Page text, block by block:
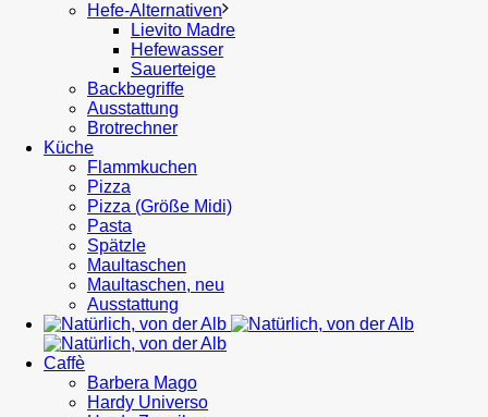
Hefe-Alternativen
Lievito Madre
Hefewasser
Sauerteige
Backbegriffe
Ausstattung
Brotrechner
Küche
Flammkuchen
Pizza
Pizza (Größe Midi)
Pasta
Spätzle
Maultaschen
Maultaschen, neu
Ausstattung
Caffè
Barbera Mago
Hardy Universo